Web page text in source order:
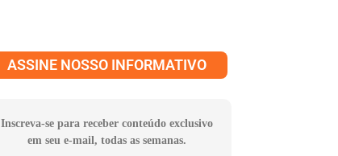
ASSINE NOSSO INFORMATIVO
Inscreva-se para receber conteúdo exclusivo
em seu e-mail, todas as semanas.